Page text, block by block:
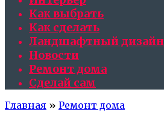
Как выбрать
Как сделать
Ландшафтный дизайн
Новости
Ремонт дома
Сделай сам
Главная » Ремонт дома